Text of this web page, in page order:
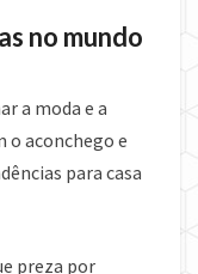
no mundo
a moda e a
o aconchego e
para casa
preza por